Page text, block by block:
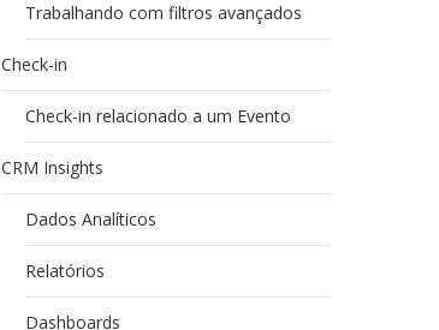
Trabalhando com filtros avançados
Check-in
Check-in relacionado a um Evento
CRM Insights
Dados Analíticos
Relatórios
Dashboards